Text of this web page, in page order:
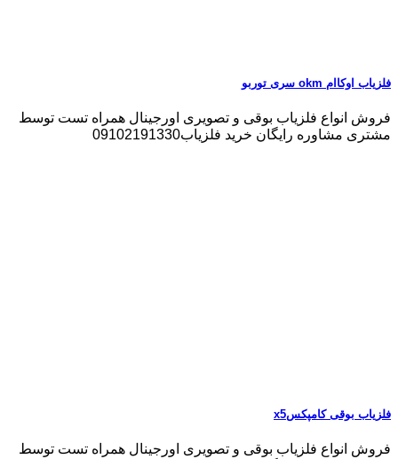
فلزیاب اوکاام okm سری توربو
فروش انواع فلزیاب بوقی و تصویری اورجینال همراه تست توسط
مشتری مشاوره رایگان خرید فلزیاب09102191330
فلزیاب بوقی کامپکسx5
فروش انواع فلزیاب بوقی و تصویری اورجینال همراه تست توسط